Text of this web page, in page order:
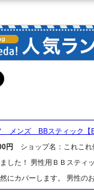
メンズ BBスティック【
円
ショップ名：これこれ
した！ 男性用ＢＢスティ
にカバーします。 男性の